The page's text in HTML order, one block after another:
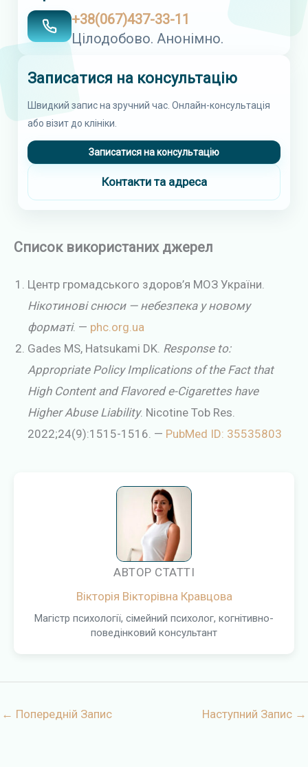
+38(067)437-33-11
Цілодобово. Анонімно.
Записатися на консультацію
Швидкий запис на зручний час. Онлайн-консультація
або візит до клініки.
Записатися на консультацію
Контакти та адреса
Список використаних джерел
Центр громадського здоров’я МОЗ України.
Нікотинові снюси — небезпека у новому
форматі. — phc.org.ua
Gades MS, Hatsukami DK. Response to:
Appropriate Policy Implications of the Fact that
High Content and Flavored e-Cigarettes have
Higher Abuse Liability. Nicotine Tob Res.
2022;24(9):1515-1516. — PubMed ID: 35535803
АВТОР СТАТТІ
Вікторія Вікторівна Кравцова
Магістр психології, сімейний психолог, когнітивно-
поведінковий консультант
← Попередній Запис Наступний Запис →